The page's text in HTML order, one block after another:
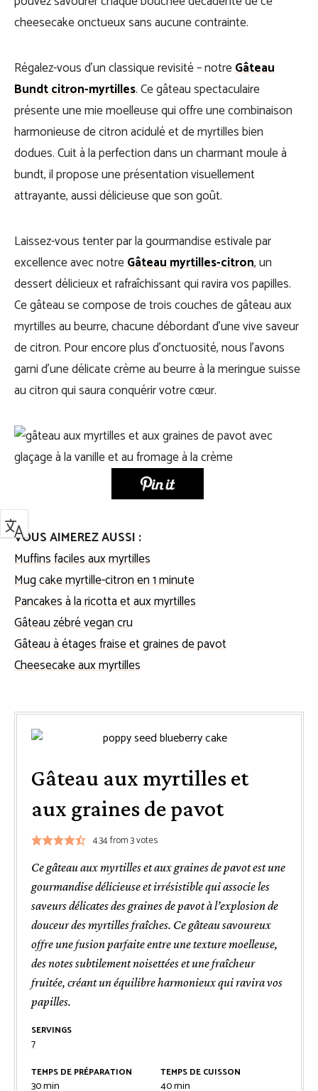
cheesecake onctueux sans aucune contrainte.
Régalez-vous d’un classique revisité – notreGâteau
Bundt citron-myrtilles. Ce gâteau spectaculaire
présente une mie moelleuse qui offre une combinaison
harmonieuse de citron acidulé et de myrtilles bien
dodues. Cuit à la perfection dans un charmant moule à
bundt, il propose une présentation visuellement
attrayante, aussi délicieuse que son goût.
Laissez-vous tenter par la gourmandise estivale par
excellence avec notreGâteau myrtilles-citron, un
dessert délicieux et rafraîchissant qui ravira vos papilles.
Ce gâteau se compose de trois couches de gâteau aux
myrtilles au beurre, chacune débordant d’une vive saveur
de citron. Pour encore plus d’onctuosité, nous l’avons
garni d’une délicate crème au beurre à la meringue suisse
au citron qui saura conquérir votre cœur.
VOUS AIMEREZ AUSSI :
Muffins faciles aux myrtilles
Mug cake myrtille-citron en 1 minute
Pancakes à la ricotta et aux myrtilles
Gâteau zébré vegan cru
Gâteau à étages fraise et graines de pavot
Cheesecake aux myrtilles
Gâteau aux myrtilles et
aux graines de pavot
4.34from3votes
Ce gâteau aux myrtilles et aux graines de pavot est une
gourmandise délicieuse et irrésistible qui associe les
saveurs délicates des graines de pavot à l’explosion de
douceur des myrtilles fraîches. Ce gâteau savoureux
offre une fusion parfaite entre une texture moelleuse,
des notes subtilement noisettées et une fraîcheur
fruitée, créant un équilibre harmonieux qui ravira vos
papilles.
SERVINGS
7
TEMPS DE PRÉPARATION
30minutes
min
TEMPS DE CUISSON
40minutes
min